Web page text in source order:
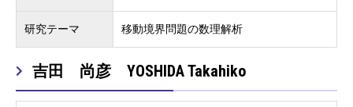
研究テーマ 移動境界問題の数理解析
吉田 尚彦 YOSHIDA Takahiko